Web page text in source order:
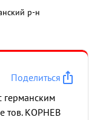
р-н
Поделиться
германским
тов. КОРНЕВ